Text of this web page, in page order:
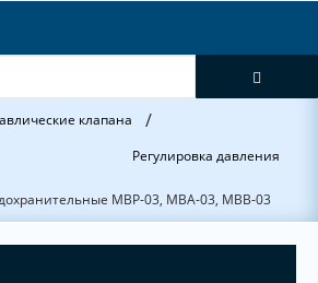
клапана /
Регулировка давления
MBP-03, MBA-03, MBB-03